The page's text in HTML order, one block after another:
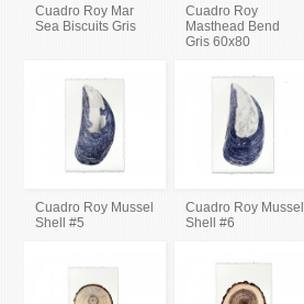
Cuadro Roy Mar
Sea Biscuits Gris
Cuadro Roy
Masthead Bend
Gris 60x80
Cuadro Roy Mussel
Shell #5
Cuadro Roy Mussel
Shell #6